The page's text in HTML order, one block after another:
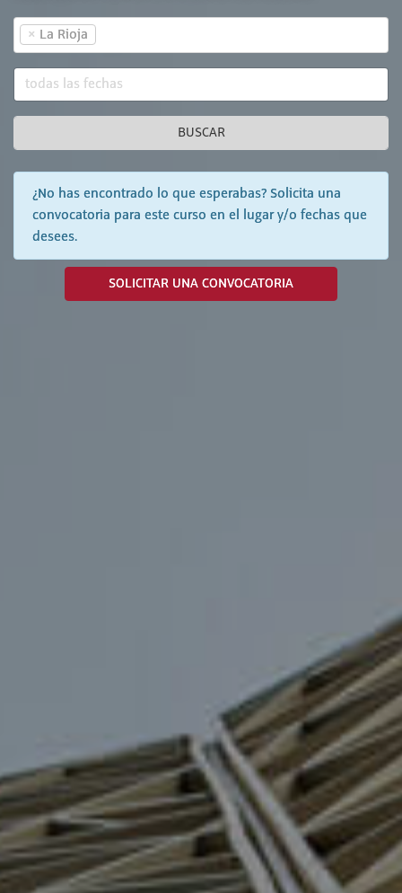
× La Rioja
BUSCAR
¿No has encontrado lo que esperabas? Solicita una
convocatoria para este curso en el lugar y/o fechas que
desees.
SOLICITAR UNA CONVOCATORIA